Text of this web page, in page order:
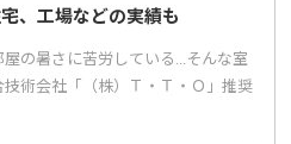
、工場などの実績も
の暑さに苦労している...そんな室
術会社「（株）Ｔ・Ｔ・Ｏ」推奨